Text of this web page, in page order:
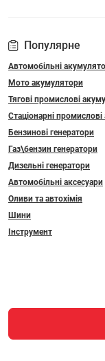
Популярне
Автомобільні
Мото акумулятори
Тягові промислові
Стаціонарні
Бензинові генератори
Газ\бензин генератори
Дизельні генератори
Автомобільні аксесуари
Оливи та автохімія
Шини
Інструмент